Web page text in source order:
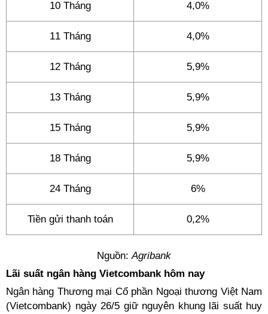
10 Tháng 4,0%
11 Tháng 4,0%
12 Tháng 5,9%
13 Tháng 5,9%
15 Tháng 5,9%
18 Tháng 5,9%
24 Tháng 6%
Tiền gửi thanh toán 0,2%
Nguồn:Agribank
Lãi suất ngân hàng Vietcombank hôm nay
Ngân hàng Thương mại Cổ phần Ngoại thương Việt Nam
(Vietcombank) ngày 26/5 giữ nguyên khung lãi suất huy